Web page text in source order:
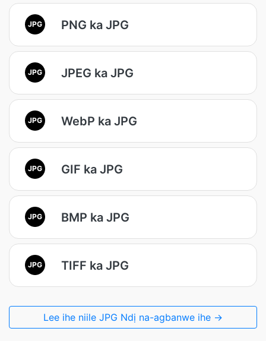
JPG PNG ka JPG
JPG JPEG ka JPG
JPG WebP ka JPG
JPG GIF ka JPG
JPG BMP ka JPG
JPG TIFF ka JPG
Lee ihe niile JPG Ndị na-agbanwe ihe →